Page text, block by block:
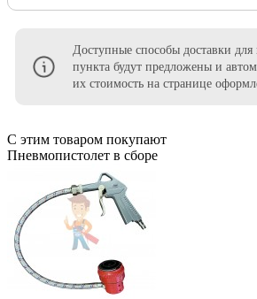
Доступные способы доставки для
пункта будут предложены и
их стоимость на странице
С этим товаром покупают
Пневмопистолет в сборе